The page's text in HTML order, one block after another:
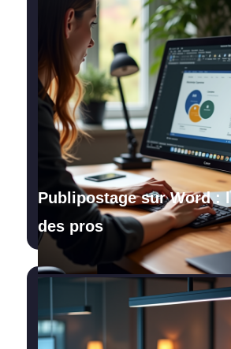
Publipostage sur Word :
des pros